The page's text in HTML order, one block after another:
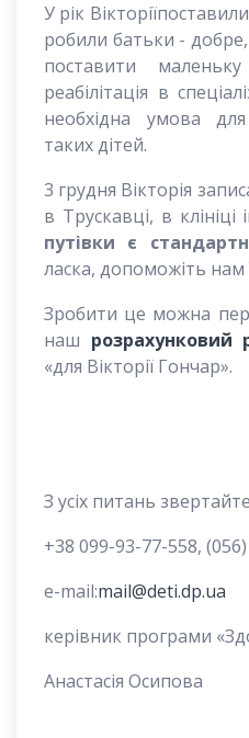
У рік
робили батьки -
поставити
реабілітація в
необхідна умова
таких дітей.
3 грудня Вікторія
в Трускавці, в клініці
путівки є стандартн
ласка, допоможіть нам
Зробити це можна
наш розрахунковий
«для Вікторії Гончар».
З усіх питань
+38 099-93-77-558,
e-mail:mail@deti.dp.ua
керівник програми
Анастасія Осипова